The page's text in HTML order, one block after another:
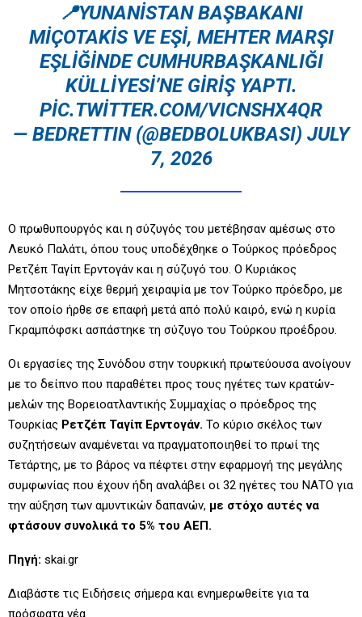
📍YUNANISTAN BAŞBAKANI
MIÇOTAKIS VE EŞI, MEHTER MARŞI
EŞLIĞINDE CUMHURBAŞKANLIĞI
KÜLLIYESI’NE GIRIŞ YAPTI.
PIC.TWITTER.COM/VICNSHX4QR
— BEDRETTIN (@BEDBOLUKBASI) JULY
7, 2026
Ο πρωθυπουργός και η σύζυγός του μετέβησαν αμέσως στο
Λευκό Παλάτι, όπου τους υποδέχθηκε ο Τούρκος πρόεδρος
Ρετζέπ Ταγίπ Ερντογάν και η σύζυγό του. Ο Κυριάκος
Μητσοτάκης είχε θερμή χειραψία με τον Τούρκο πρόεδρο, με
τον οποίο ήρθε σε επαφή μετά από πολύ καιρό, ενώ η κυρία
Γκραμπόφσκι ασπάστηκε τη σύζυγο του Τούρκου προέδρου.
Οι εργασίες της Συνόδου στην τουρκική πρωτεύουσα ανοίγουν
με το δείπνο που παραθέτει προς τους ηγέτες των κρατών-
μελών της Βορειοατλαντικής Συμμαχίας ο πρόεδρος της
Τουρκίας Ρετζέπ Ταγίπ Ερντογάν. Το κύριο σκέλος των
συζητήσεων αναμένεται να πραγματοποιηθεί το πρωί της
Τετάρτης, με το βάρος να πέφτει στην εφαρμογή της μεγάλης
συμφωνίας που έχουν ήδη αναλάβει οι 32 ηγέτες του ΝΑΤΟ για
την αύξηση των αμυντικών δαπανών, με στόχο αυτές να
φτάσουν συνολικά το 5% του ΑΕΠ.
Πηγή: skai.gr
Διαβάστε τις Ειδήσεις σήμερα και ενημερωθείτε για τα
πρόσφατα νέα.